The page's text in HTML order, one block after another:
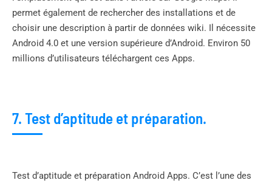
permet également de rechercher des installations et de
choisir une description à partir de données wiki. Il nécessite
Android 4.0 et une version supérieure d’Android. Environ 50
millions d’utilisateurs téléchargent ces Apps.
7. Test d’aptitude et préparation.
Test d’aptitude et préparation Android Apps. C’est l’une des